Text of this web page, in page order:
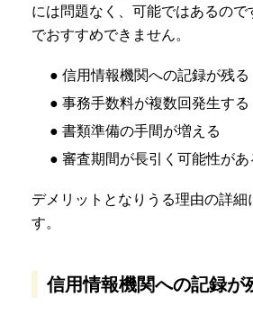
には問題なく、可能ではあるので
でおすすめできません。
● 信用情報機関への記録が残る
● 事務手数料が複数回発生する
● 書類準備の手間が増える
● 審査期間が長引く可能性があ
デメリットとなりうる理由の詳細
す。
信用情報機関への記録が